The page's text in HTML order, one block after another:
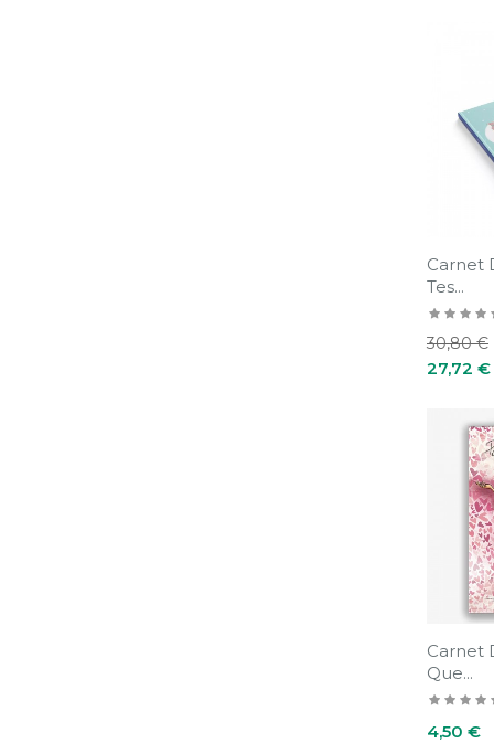
Carnet
Tes...
Prix
habituel
30,80 €
27,72 €
Carnet
Que...
Prix
4,50 €